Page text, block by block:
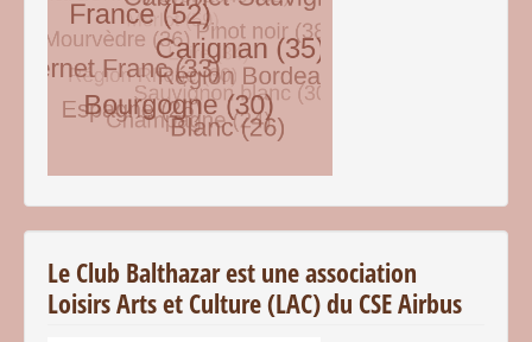
Le Club Balthazar est une association
Loisirs Arts et Culture (LAC) du CSE Airbus